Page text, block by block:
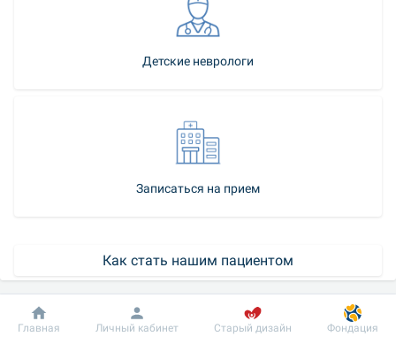
Детские неврологи
Записаться на прием
Как стать нашим пациентом
Контакт-центр
Добробут Информация Пациенту
Главная Личный кабинет Старый дизайн Фондация